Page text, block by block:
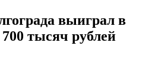
выиграл в
тысяч рублей